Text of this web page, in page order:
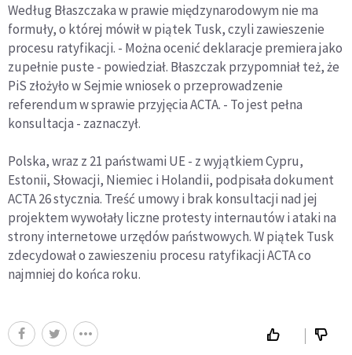
Według Błaszczaka w prawie międzynarodowym nie ma
formuły, o której mówił w piątek Tusk, czyli zawieszenie
procesu ratyfikacji. - Można ocenić deklaracje premiera jako
zupełnie puste - powiedział. Błaszczak przypomniał też, że
PiS złożyło w Sejmie wniosek o przeprowadzenie
referendum w sprawie przyjęcia ACTA. - To jest pełna
konsultacja - zaznaczył.
Polska, wraz z 21 państwami UE - z wyjątkiem Cypru,
Estonii, Słowacji, Niemiec i Holandii, podpisała dokument
ACTA 26 stycznia. Treść umowy i brak konsultacji nad jej
projektem wywołały liczne protesty internautów i ataki na
strony internetowe urzędów państwowych. W piątek Tusk
zdecydował o zawieszeniu procesu ratyfikacji ACTA co
najmniej do końca roku.